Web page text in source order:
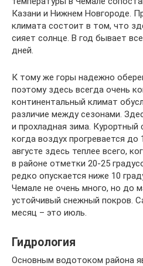
Казани и Нижнем Новгороде.
климата состоит в том, что
сияет солнце. В год бывает
дней.
К тому же горы надежно
поэтому здесь всегда очень
континентальный климат
различие между сезонами.
и прохладная зима. Курортный
когда воздух прогревается
августе здесь теплее всего,
в районе отметки 20-25
редко опускается ниже 10
Чемале не очень много, но до
устойчивый снежный покров.
месяц – это июль.
Гидрология
Основным водотоком района